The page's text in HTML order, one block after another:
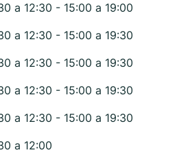
a 12:30 - 15:00 a 19:00
a 12:30 - 15:00 a 19:30
a 12:30 - 15:00 a 19:30
a 12:30 - 15:00 a 19:30
a 12:30 - 15:00 a 19:30
a 12:00